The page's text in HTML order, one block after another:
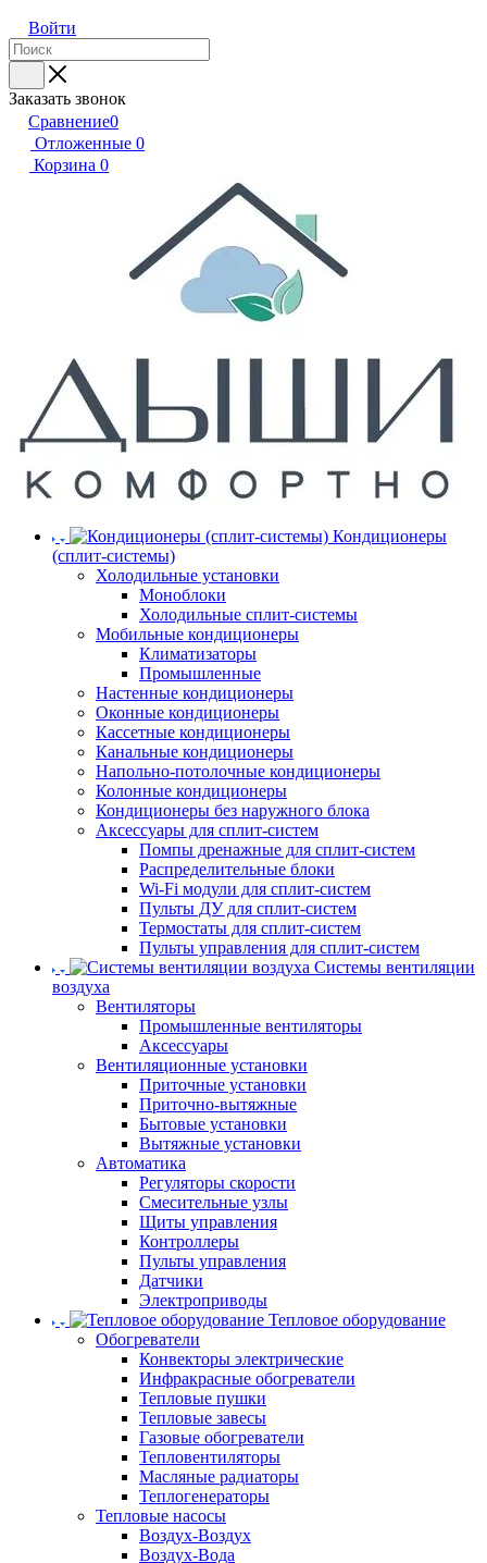
Войти
Заказать звонок
Сравнение0
Отложенные 0
Корзина 0
Кондиционеры
(сплит-системы)
Холодильные установки
Моноблоки
Холодильные сплит-системы
Мобильные кондиционеры
Климатизаторы
Промышленные
Настенные кондиционеры
Оконные кондиционеры
Кассетные кондиционеры
Канальные кондиционеры
Напольно-потолочные кондиционеры
Колонные кондиционеры
Кондиционеры без наружного блока
Аксессуары для сплит-систем
Помпы дренажные для сплит-систем
Распределительные блоки
Wi-Fi модули для сплит-систем
Пульты ДУ для сплит-систем
Термостаты для сплит-систем
Пульты управления для сплит-систем
Системы вентиляции
воздуха
Вентиляторы
Промышленные вентиляторы
Аксессуары
Вентиляционные установки
Приточные установки
Приточно-вытяжные
Бытовые установки
Вытяжные установки
Автоматика
Регуляторы скорости
Смесительные узлы
Щиты управления
Контроллеры
Пульты управления
Датчики
Электроприводы
Тепловое оборудование
Обогреватели
Конвекторы электрические
Инфракрасные обогреватели
Тепловые пушки
Тепловые завесы
Газовые обогреватели
Тепловентиляторы
Масляные радиаторы
Теплогенераторы
Тепловые насосы
Воздух-Воздух
Воздух-Вода